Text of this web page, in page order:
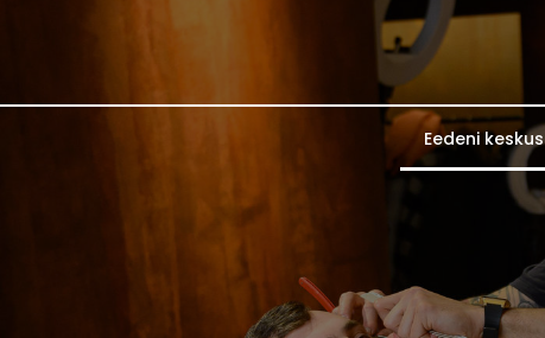
Eedeni keskus